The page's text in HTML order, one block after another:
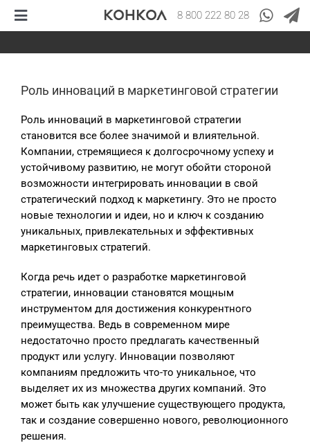
content
Toggle
Стратегический маркетинг
Бизнес-планирование
Управленческий консалтинг
8 800 222 80 28
Роль инноваций в маркетинговой стратегии
Роль инноваций в маркетинговой стратегии
становится все более значимой и влиятельной.
Компании, стремящиеся к долгосрочному успеху и
устойчивому развитию, не могут обойти стороной
возможности интегрировать инновации в свой
стратегический подход к маркетингу. Это не просто
новые технологии и идеи, но и ключ к созданию
уникальных, привлекательных и эффективных
маркетинговых стратегий.
Когда речь идет о разработке маркетинговой
стратегии, инновации становятся мощным
инструментом для достижения конкурентного
преимущества. Ведь в современном мире
недостаточно просто предлагать качественный
продукт или услугу. Инновации позволяют
компаниям предложить что-то уникальное, что
выделяет их из множества других компаний. Это
может быть как улучшение существующего продукта,
так и создание совершенно нового, революционного
решения.